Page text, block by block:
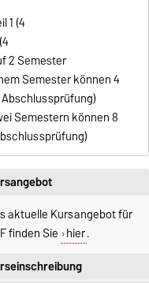
1 (4
2 Semester
Semester können 4
Semestern können 8
aktuelle Kursangebot für
finden Sie hier.